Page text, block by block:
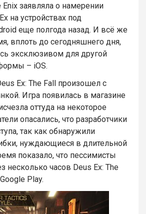
заявляла о намерении
на устройствах под
еще полгода назад. И всё же
вплоть до сегодняшнего дня,
эксклюзивом для другой
– iOS.
Ex: The Fall произошел с
Игра появилась в магазине
оттуда на некоторое
опасались, что разработчики
так как обнаружили
нуждающиеся в длительной
показало, что пессимисты
несколько часов Deus Ex: The
Play.